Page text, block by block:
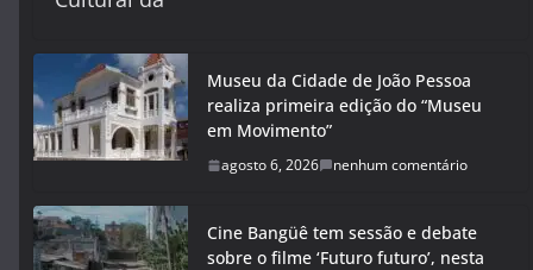
Museu da Cidade de João Pessoa
realiza primeira edição do “Museu
em Movimento”
agosto 6, 2026 nenhum comentário
Cine Bangüê tem sessão e debate
sobre o filme ‘Futuro futuro’, nesta